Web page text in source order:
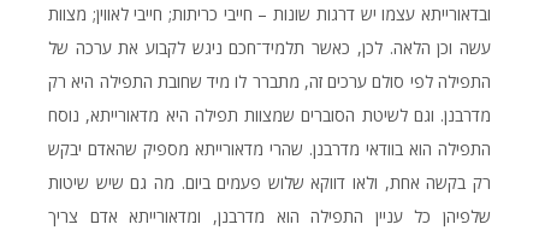
ובדאורייתא עצמו יש דרגות שונות – חייבי כריתות; חייבי לאווין; מצוות
עשה וכן הלאה. לכן, כאשר תלמיד־חכם ניגש לקבוע את ערכה של
התפילה לפי סולם ערכים זה, מתברר לו מיד שחובת התפילה היא רק
מדרבנן. וגם לשיטת הסוברים שמצוות תפילה היא מדאורייתא, נוסח
התפילה הוא בוודאי מדרבנן. שהרי מדאורייתא מספיק שהאדם יבקש
רק בקשה אחת, ולאו דווקא שלוש פעמים ביום. מה גם שיש שיטות
שלפיהן כל עניין התפילה הוא מדרבנן, ומדאורייתא אדם צריך